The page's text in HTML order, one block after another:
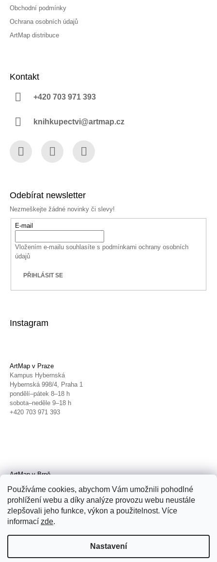
Používáme cookies, abychom Vám umožnili pohodlné
prohlížení webu a díky analýze provozu webu neustále
zlepšovali jeho funkce, výkon a použitelnost. Více
informací zde.
Nastavení
Obchodní podmínky
Ochrana osobních údajů
ArtMap distribuce
Kontakt
+420 703 971 393
knihkupectvi@artmap.cz
Odebírat newsletter
Nezmeškejte žádné novinky či slevy!
E-mail
Vložením e-mailu souhlasíte s podmínkami ochrany osobních
údajů
PŘIHLÁSIT SE
Instagram
ArtMap v Praze
Kampus Hybernská
Hybernská 998/4, Praha 1
pondělí–pátek 8–18 h
sobota–neděle 9–18 h
+420 703 971 393
ArtMap v Brně
Radnická 4, Brno
úterý–pátek 11–19 h
sobota 14–19 h
+420 702 152 298